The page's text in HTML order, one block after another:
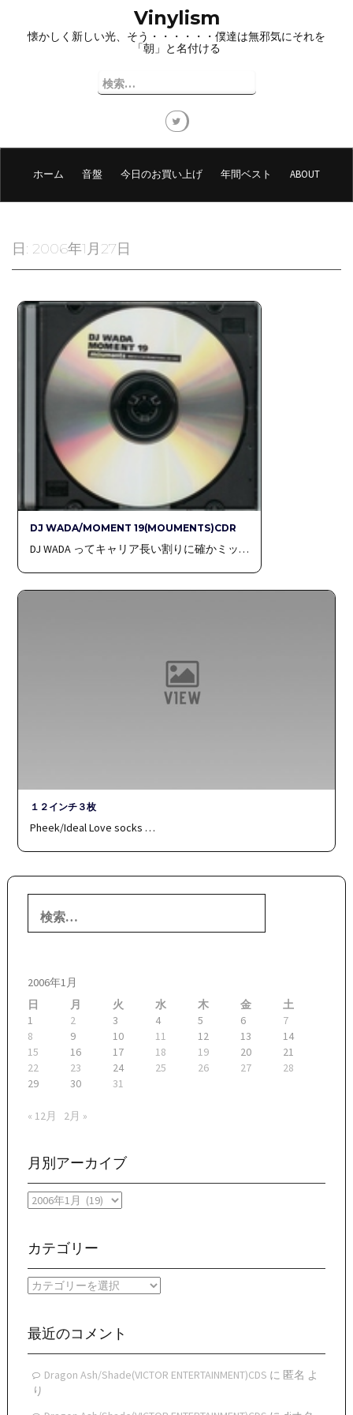
プ
Vinylism
懐かしく新しい光、そう・・・・・・僕達は無邪気にそれを
「朝」と名付ける
検
索:
ホーム 音盤 今日のお買い上げ 年間ベスト ABOUT
日: 2006年1月27日
DJ WADA/MOMENT 19(MOUMENTS)CDR
DJ WADA ってキャリア長い割りに確かミッ…
１２インチ３枚
Pheek/Ideal Love socks …
索:
2006年1月
日
月 火 水 木 金
土
1
2 3 4 5 6
7
8
9 10 11 12 13
14
15
16 17 18 19 20
21
22
23 24 25 26 27
28
29
30 31
« 12月 2月 »
月別アーカイブ
月
ー
イ
ブ
カテゴリー
カ
リ
最近のコメント
Dragon Ash/Shade(VICTOR ENTERTAINMENT)CDS に 匿名 よ
り